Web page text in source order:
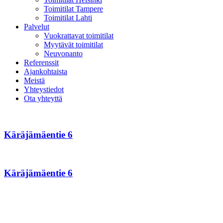
Toimitilat Tampere
Toimitilat Lahti
Palvelut
Vuokrattavat toimitilat
Myytävät toimitilat
Neuvonanto
Referenssit
Ajankohtaista
Meistä
Yhteystiedot
Ota yhteyttä
Käräjämäentie 6
Käräjämäentie 6